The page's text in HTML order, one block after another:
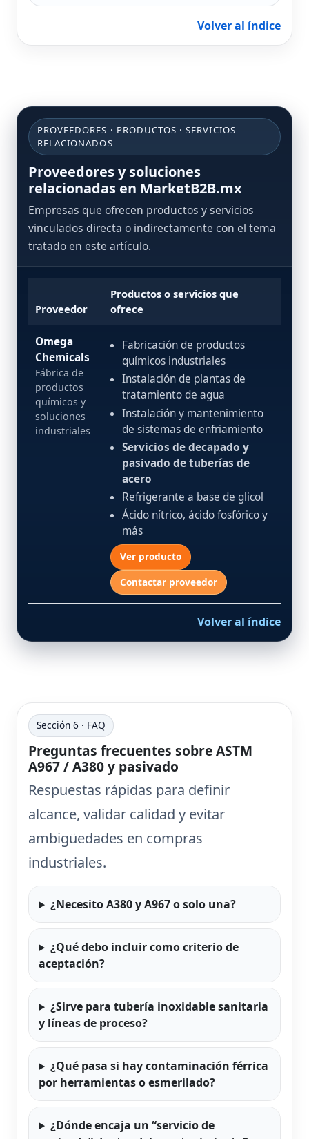
Volver al índice
PROVEEDORES · PRODUCTOS · SERVICIOS
RELACIONADOS
Proveedores y soluciones
relacionadas en MarketB2B.mx
Empresas que ofrecen productos y servicios
vinculados directa o indirectamente con el tema
tratado en este artículo.
Proveedor
Productos o servicios que
ofrece
Omega
Chemicals
Fábrica de
productos
químicos y
soluciones
industriales
Fabricación de productos
químicos industriales
Instalación de plantas de
tratamiento de agua
Instalación y mantenimiento
de sistemas de enfriamiento
Servicios de decapado y
pasivado de tuberías de
acero
Refrigerante a base de glicol
Ácido nítrico, ácido fosfórico y
más
Ver producto
Contactar proveedor
Volver al índice
Sección 6 · FAQ
Preguntas frecuentes sobre ASTM
A967 / A380 y pasivado
Respuestas rápidas para definir
alcance, validar calidad y evitar
ambigüedades en compras
industriales.
¿Necesito A380 y A967 o solo una?
¿Qué debo incluir como criterio de
aceptación?
¿Sirve para tubería inoxidable sanitaria
y líneas de proceso?
¿Qué pasa si hay contaminación férrica
por herramientas o esmerilado?
¿Dónde encaja un “servicio de